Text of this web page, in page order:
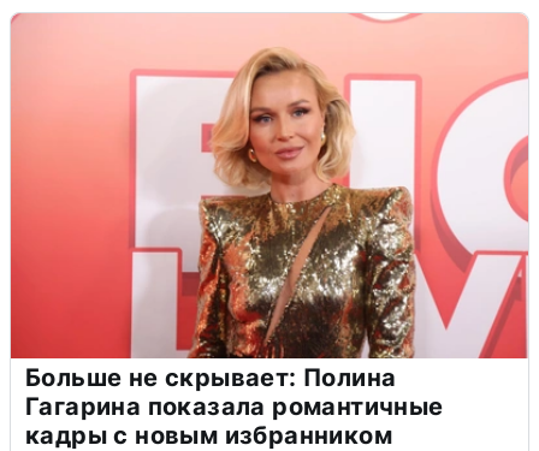
Больше не скрывает: Полина
Гагарина показала романтичные
кадры с новым избранником